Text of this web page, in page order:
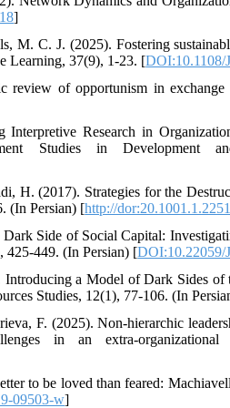
]
M. C. J. (2025). Fostering
Learning, 37(9), 1-23. [DOI:10.1108/
of opportunism in
Research in
Studies in
H. (2017). Strategies for the
(In Persian) [http://
Side of Social Capital:
425-449. (In Persian) [DOI:10.22059/
a Model of Dark Sides of
Studies, 12(1), 77-106. (In
F. (2025). Non-hierarchic
in an extra-
to be loved than feared:
09503-w]